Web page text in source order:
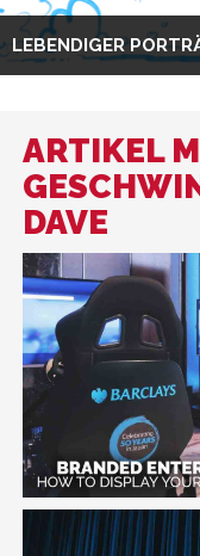
LEBENDIGER
ARTIKEL
DAVE